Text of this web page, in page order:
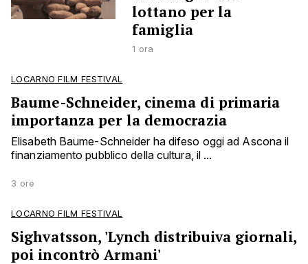
lottano per la
famiglia
1 ora
LOCARNO FILM FESTIVAL
Baume-Schneider, cinema di primaria
importanza per la democrazia
Elisabeth Baume-Schneider ha difeso oggi ad Ascona il
finanziamento pubblico della cultura, il ...
3 ore
LOCARNO FILM FESTIVAL
Sighvatsson, 'Lynch distribuiva giornali,
poi incontrò Armani'